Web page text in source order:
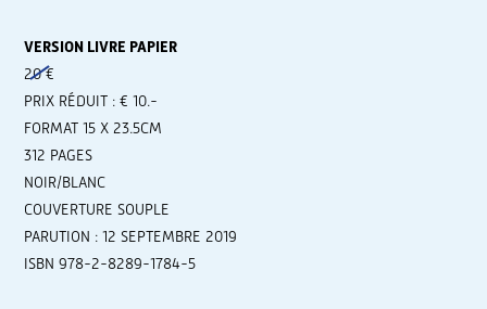
VERSION LIVRE PAPIER
20 €
PRIX RÉDUIT : € 10.-
FORMAT 15 X 23.5CM
312 PAGES
NOIR/BLANC
COUVERTURE SOUPLE
PARUTION : 12 SEPTEMBRE 2019
ISBN 978-2-8289-1784-5